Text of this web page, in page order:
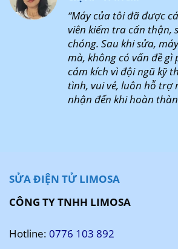
“Máy của tôi đã được
viên kiểm tra cẩn thận,
chóng. Sau khi sửa,
mà, không có vấn đề gì
cảm kích vì đội ngũ kỹ
tình, vui vẻ, luôn hỗ trợ
nhận đến khi hoàn
SỬA ĐIỆN TỬ LIMOSA
CÔNG TY TNHH LIMOSA
Hotline: 0776 103 892